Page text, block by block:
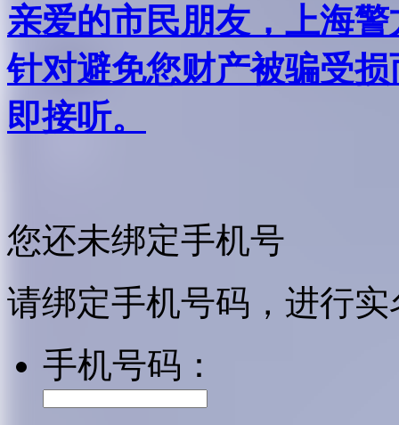
亲爱的市民朋友，上海
针对避免您财产被骗受
即接听。
您还未绑定手机号
请绑定手机号码，进行
手机号码：